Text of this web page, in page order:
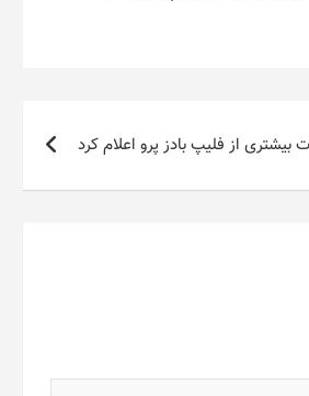
بیشتری از فلیپ بادز پرو اعلام کرد